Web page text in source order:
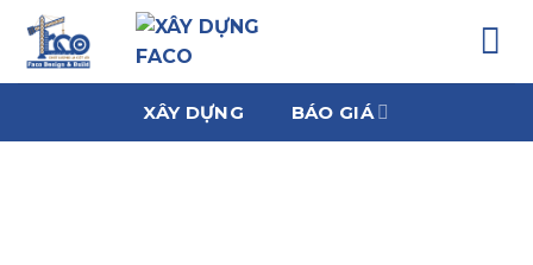
Chuyển
đến
nội
XÂY DỰNG BÁO GIÁ